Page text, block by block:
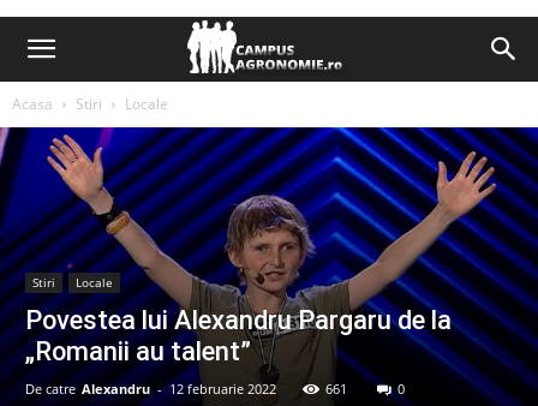
Acasa Stiri Locale
Stiri Locale
Povestea lui Alexandru Pargaru de la
„Romanii au talent”
De catre Alexandru - 12 februarie 2022 661 0